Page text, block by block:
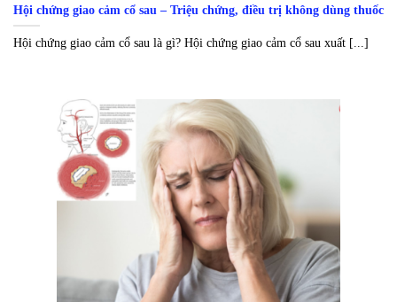
Hội chứng giao cảm cổ sau – Triệu chứng, điều trị không dùng thuốc
Hội chứng giao cảm cổ sau là gì? Hội chứng giao cảm cổ sau xuất [...]